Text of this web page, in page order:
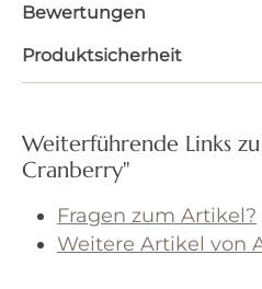
Bewertungen
Produktsicherheit
Weiterführende Links zu
Cranberry"
Fragen zum Artikel?
Weitere Artikel von